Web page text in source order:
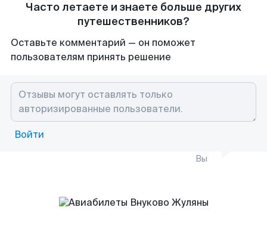
Часто летаете и знаете больше других
путешественников?
Оставьте комментарий — он поможет
пользователям принять решение
Войти
Вы